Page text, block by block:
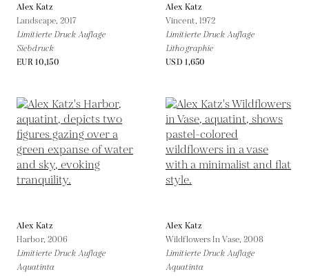
Alex Katz
Landscape,2017
Limitierte Druck Auflage
Siebdruck
EUR 10,150
Alex Katz
Vincent, 1972
Limitierte Druck Auflage
Lithographie
USD 1,650
Alex Katz
Harbor, 2006
Limitierte Druck Auflage
Aquatinta
Alex Katz
Wildflowers In Vase,2008
Limitierte Druck Auflage
Aquatinta